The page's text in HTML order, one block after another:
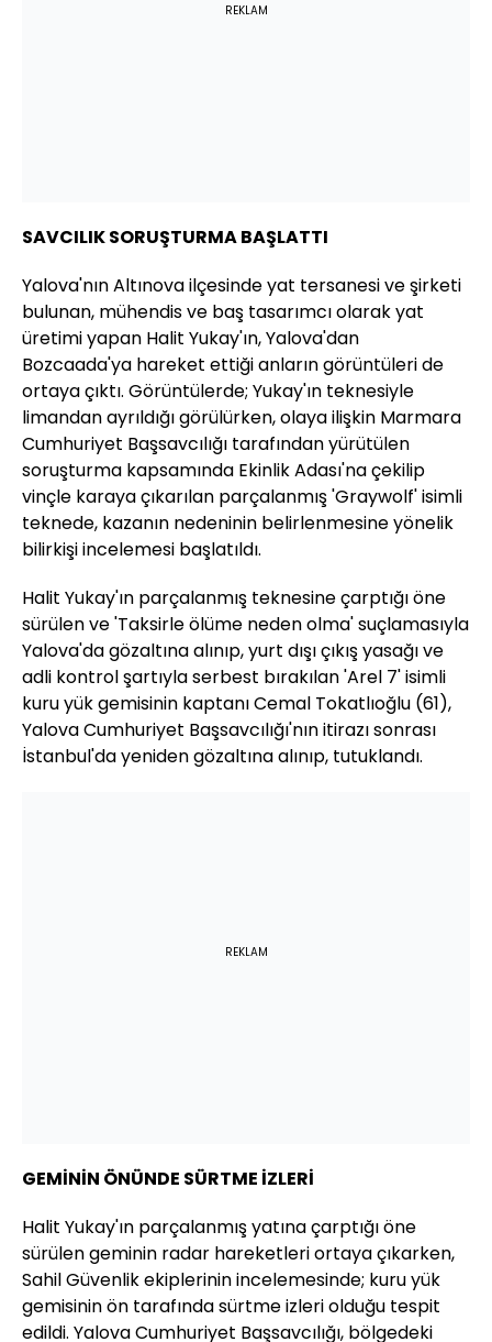
REKLAM
SAVCILIK SORUŞTURMA BAŞLATTI
Yalova'nın Altınova ilçesinde yat tersanesi ve şirketi
bulunan, mühendis ve baş tasarımcı olarak yat
üretimi yapan Halit Yukay'ın, Yalova'dan
Bozcaada'ya hareket ettiği anların görüntüleri de
ortaya çıktı. Görüntülerde; Yukay'ın teknesiyle
limandan ayrıldığı görülürken, olaya ilişkin Marmara
Cumhuriyet Başsavcılığı tarafından yürütülen
soruşturma kapsamında Ekinlik Adası'na çekilip
vinçle karaya çıkarılan parçalanmış 'Graywolf' isimli
teknede, kazanın nedeninin belirlenmesine yönelik
bilirkişi incelemesi başlatıldı.
Halit Yukay'ın parçalanmış teknesine çarptığı öne
sürülen ve 'Taksirle ölüme neden olma' suçlamasıyla
Yalova'da gözaltına alınıp, yurt dışı çıkış yasağı ve
adli kontrol şartıyla serbest bırakılan 'Arel 7' isimli
kuru yük gemisinin kaptanı Cemal Tokatlıoğlu (61),
Yalova Cumhuriyet Başsavcılığı'nın itirazı sonrası
İstanbul'da yeniden gözaltına alınıp, tutuklandı.
REKLAM
GEMİNİN ÖNÜNDE SÜRTME İZLERİ
Halit Yukay'ın parçalanmış yatına çarptığı öne
sürülen geminin radar hareketleri ortaya çıkarken,
Sahil Güvenlik ekiplerinin incelemesinde; kuru yük
gemisinin ön tarafında sürtme izleri olduğu tespit
edildi. Yalova Cumhuriyet Başsavcılığı, bölgedeki